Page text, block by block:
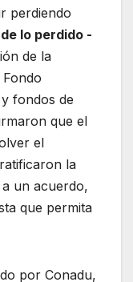
perdiendo
lo perdido -
de la
fondos de
que el
el
la
un acuerdo,
que permita
por Conadu,